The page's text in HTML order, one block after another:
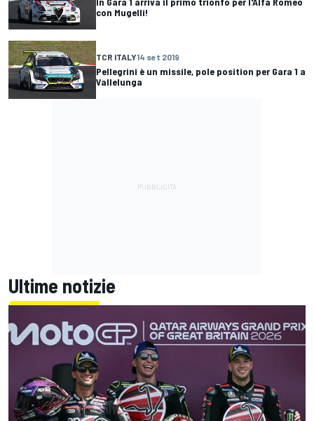
con Mugelli!
TCR ITALY14 set 2019
Pellegrini è un missile, pole position per Gara 1 a
Vallelunga
Ultime notizie